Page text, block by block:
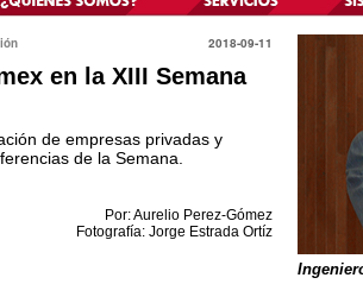
2018-09-11
en la XIII Semana
de empresas privadas y
de la Semana.
Por: Aurelio Perez-Gómez
Fotografía: Jorge Estrada Ortíz